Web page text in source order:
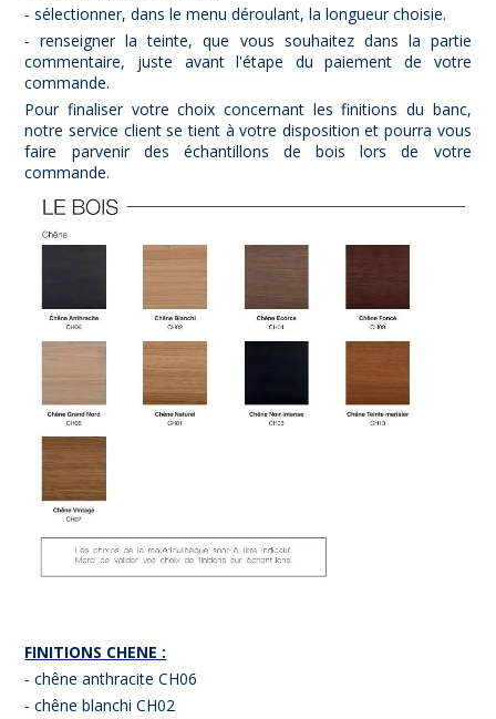
- sélectionner, dans le menu déroulant, la longueur choisie.
- renseigner la teinte, que vous souhaitez dans la partie
commentaire, juste avant l'étape du paiement de votre
commande.
Pour finaliser votre choix concernant les finitions du banc,
notre service client se tient à votre disposition et pourra vous
faire parvenir des échantillons de bois lors de votre
commande.
FINITIONS CHENE :
- chêne anthracite CH06
- chêne blanchi CH02